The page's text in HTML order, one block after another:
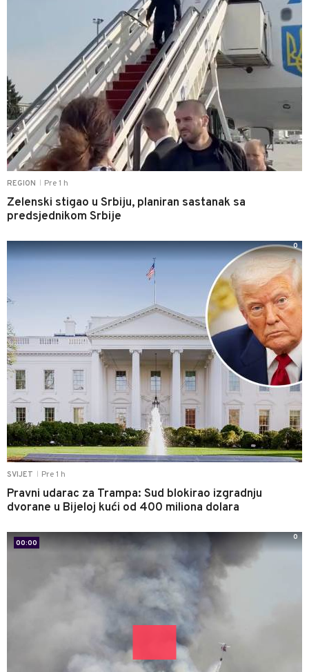
REGION Pre 1 h
Zelenski stigao u Srbiju, planiran sastanak sa
predsjednikom Srbije
SVIJET Pre 1 h
Pravni udarac za Trampa: Sud blokirao izgradnju
dvorane u Bijeloj kući od 400 miliona dolara
0
00:00
0